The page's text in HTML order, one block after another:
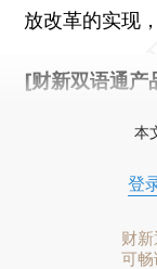
放改革的实现
[财新双语通产
本
登
财
可畅